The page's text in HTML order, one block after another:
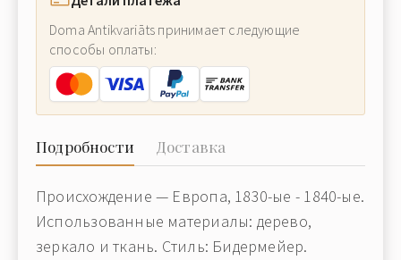
Doma Antikvariāts принимает следующие
способы оплаты:
Подробности Доставка
Происхождение — Европа, 1830-ые - 1840-ые.
Использованные материалы: дерево,
зеркало и ткань. Стиль: Бидермейер.